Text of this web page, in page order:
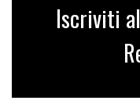
Iscriviti